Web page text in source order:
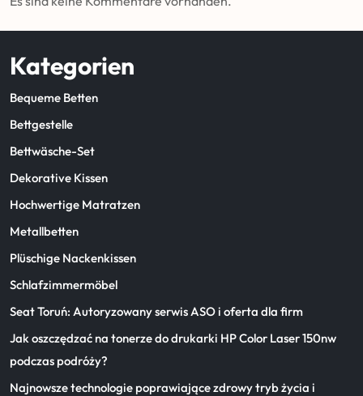
Kategorien
Bequeme Betten
Bettgestelle
Bettwäsche-Set
Dekorative Kissen
Hochwertige Matratzen
Metallbetten
Plüschige Nackenkissen
Schlafzimmermöbel
Seat Toruń: Autoryzowany serwis ASO i oferta dla firm
Jak oszczędzać na tonerze do drukarki HP Color Laser 150nw
podczas podróży?
Najnowsze technologie poprawiające zdrowy tryb życia i